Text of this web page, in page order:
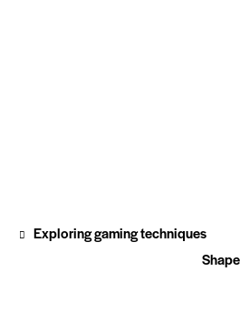
Exploring gaming techniques